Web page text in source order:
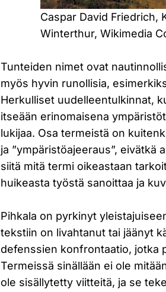
Caspar David Friedrich,
Winterthur, Wikimedia
Tunteiden nimet ovat
myös hyvin runollisia,
Herkulliset uudelleentulkinnat,
itseään erinomaisena
lukijaa. Osa termeistä on
ja ”ympäristöajeeraus”, eivätkä
siitä mitä termi oikeastaan
huikeasta työstä sanoittaa ja
Pihkala on pyrkinyt
tekstiin on livahtanut tai jäänyt
defenssien konfrontaatio, jotka
Termeissä sinällään ei ole
ole sisällytetty viitteitä, ja se